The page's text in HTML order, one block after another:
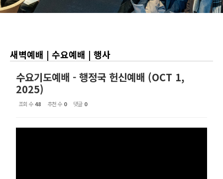
새벽예배 | 수요예배 | 행사
수요기도예배 - 행정국 헌신예배 (OCT 1,
2025)
조회 수48 추천 수 0 댓글 0